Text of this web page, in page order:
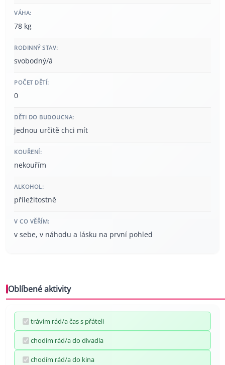
VÁHA:
78 kg
RODINNÝ STAV:
svobodný/á
POČET DĚTÍ:
0
DĚTI DO BUDOUCNA:
jednou určitě chci mít
KOUŘENÍ:
nekouřím
ALKOHOL:
příležitostně
V CO VĚŘÍM:
v sebe, v náhodu a lásku na první pohled
Oblíbené aktivity
trávím rád/a čas s přáteli
chodím rád/a do divadla
chodím rád/a do kina